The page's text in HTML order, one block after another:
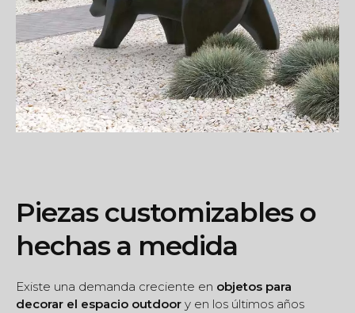
Piezas customizables o
hechas a medida
Existe una demanda creciente en objetos para
decorar el espacio outdoor y en los últimos años